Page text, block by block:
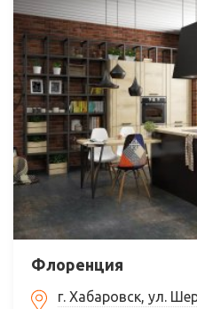
Флоренция
г. Хабаровск, ул.